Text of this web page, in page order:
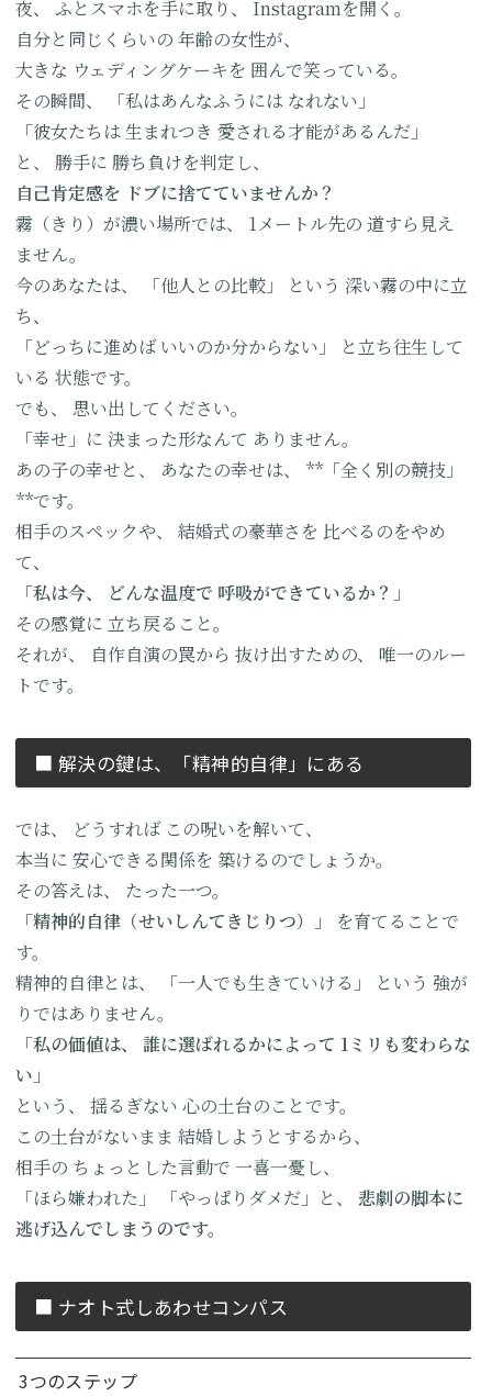
夜、 ふとスマホを手に取り、
Instagramを開く。
自分と同じくらいの 年齢の女性が、
大きな ウェディングケーキを 囲んで笑っている。
その瞬間、
「私はあんなふうには なれない」
「彼女たちは生まれつき 愛される才能があるんだ」
と、
勝手に 勝ち負けを判定し、
自己肯定感を ドブに捨てていませんか？
霧（きり）が濃い場所では、
1メートル先の 道すら見え
ません。
今のあなたは、
「他人との比較」 という 深い霧の中に立
ち、
「どっちに進めば いいのか分からない」
と立ち往生して
いる 状態です。
でも、
思い出してください。
「幸せ」に 決まった形なんて ありません。
あの子の幸せと、
あなたの幸せは、
**「全く別の競技」
**です。
相手のスペックや、
結婚式の豪華さを 比べるのをやめ
て、
「私は今、
どんな温度で 呼吸ができているか？」
その感覚に 立ち戻ること。
それが、
自作自演の罠から 抜け出すための、
唯一のルー
トです。
■ 解決の鍵は、 「精神的自律」にある
では、 どうすれば この呪いを解いて、
本当に 安心できる関係を 築けるのでしょうか。
その答えは、
たった一つ。
「精神的自律（せいしんてきじりつ）」
を育てることで
す。
精神的自律とは、
「一人でも生きていける」 という 強が
りではありません。
「私の価値は、
誰に選ばれるかによって 1ミリも変わらな
い」
という、
揺るぎない 心の土台のことです。
この土台がないまま 結婚しようとするから、
相手の ちょっとした言動で 一喜一憂し、
「ほら嫌われた」
「やっぱりダメだ」と、
悲劇の脚本に
逃げ込んでしまうのです。
■ ナオト式しあわせコンパス
3つのステップ